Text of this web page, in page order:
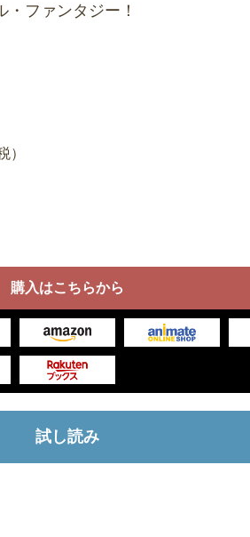
ファンタジー！
）
購入はこちらから
試し読み